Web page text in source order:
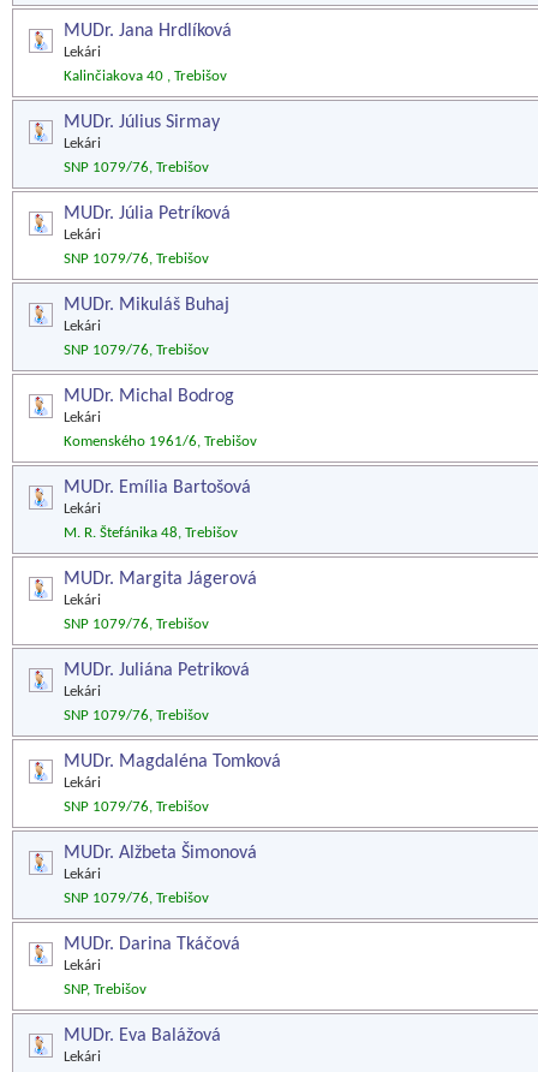
MUDr. Jana Hrdlíková
Lekári
Kalinčiakova 40 , Trebišov
MUDr. Július Sirmay
Lekári
SNP 1079/76, Trebišov
MUDr. Júlia Petríková
Lekári
SNP 1079/76, Trebišov
MUDr. Mikuláš Buhaj
Lekári
SNP 1079/76, Trebišov
MUDr. Michal Bodrog
Lekári
Komenského 1961/6, Trebišov
MUDr. Emília Bartošová
Lekári
M. R. Štefánika 48, Trebišov
MUDr. Margita Jágerová
Lekári
SNP 1079/76, Trebišov
MUDr. Juliána Petriková
Lekári
SNP 1079/76, Trebišov
MUDr. Magdaléna Tomková
Lekári
SNP 1079/76, Trebišov
MUDr. Alžbeta Šimonová
Lekári
SNP 1079/76, Trebišov
MUDr. Darina Tkáčová
Lekári
SNP, Trebišov
MUDr. Eva Balážová
Lekári